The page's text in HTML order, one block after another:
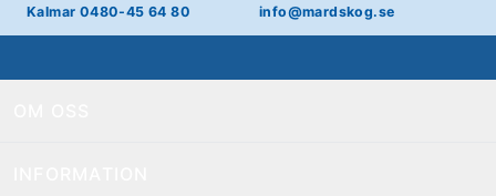
Kalmar 0480-45 64 80 info@mardskog.se